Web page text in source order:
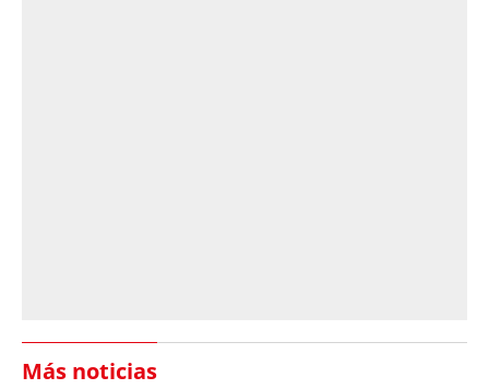
Más noticias